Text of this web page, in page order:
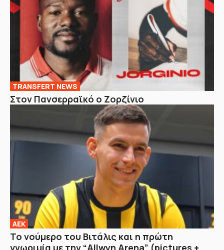
TRANSFERT NEWS
Στον Πανσερραϊκό ο Ζορζίνιο
ΑΕΚ
Το νούμερο του Βιτάλις και η πρώτη
γνωριμία με την “Allwyn Arena” (pictures +